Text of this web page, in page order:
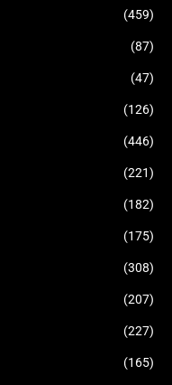
(459)
(87)
(47)
(126)
(446)
(221)
(182)
(175)
(308)
(207)
(227)
(165)